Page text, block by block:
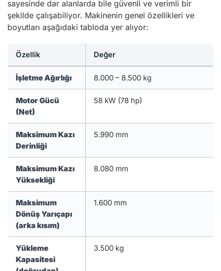
sayesinde dar alanlarda bile güvenli ve verimli bir
şekilde çalışabiliyor. Makinenin genel özellikleri ve
boyutları aşağıdaki tabloda yer alıyor:
Özellik Değer
İşletme Ağırlığı 8.000 – 8.500 kg
Motor Gücü
(Net)
58 kW (78 hp)
Maksimum Kazı
Derinliği
5.990 mm
Maksimum Kazı
Yüksekliği
8.080 mm
Maksimum
Dönüş Yarıçapı
(arka kısım)
1.600 mm
Yükleme
Kapasitesi
3.500 kg